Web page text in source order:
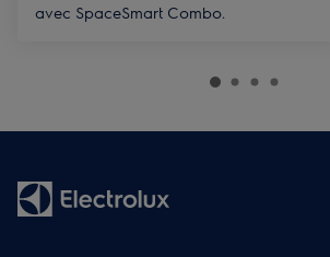
avec SpaceSmart Combo.